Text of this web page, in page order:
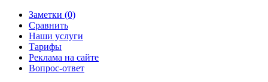
Заметки (0)
Сравнить
Наши услуги
Тарифы
Реклама на сайте
Вопрос-ответ